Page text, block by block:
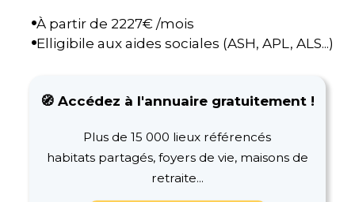
À partir de 2227€ /mois
Elligibile aux aides sociales (ASH, APL, ALS...)
🧭 Accédez à l'annuaire gratuitement !
Plus de 15 000 lieux référencés
habitats partagés, foyers de vie, maisons de
retraite...